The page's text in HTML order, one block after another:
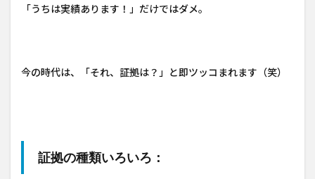
「うちは実績あります！」だけではダメ。
今の時代は、「それ、証拠は？」と即ツッコまれます（笑）
証拠の種類いろいろ：